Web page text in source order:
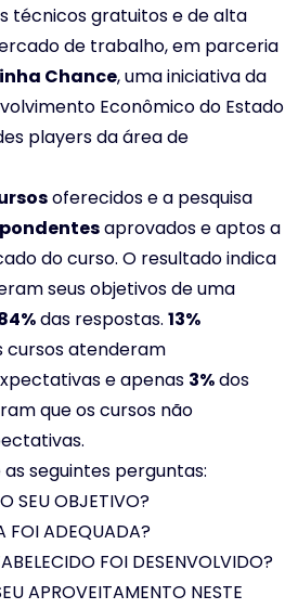
técnicos gratuitos e de alta
de trabalho, em parceria
Chance, uma iniciativa da
Econômico do Estado
players da área de
oferecidos e a pesquisa
aprovados e aptos a
do curso. O resultado indica
seus objetivos de uma
das respostas. 13%
cursos atenderam
e apenas 3%dos
que os cursos não
seguintes perguntas:
SEU OBJETIVO?
FOI ADEQUADA?
FOI DESENVOLVIDO?
APROVEITAMENTO NESTE